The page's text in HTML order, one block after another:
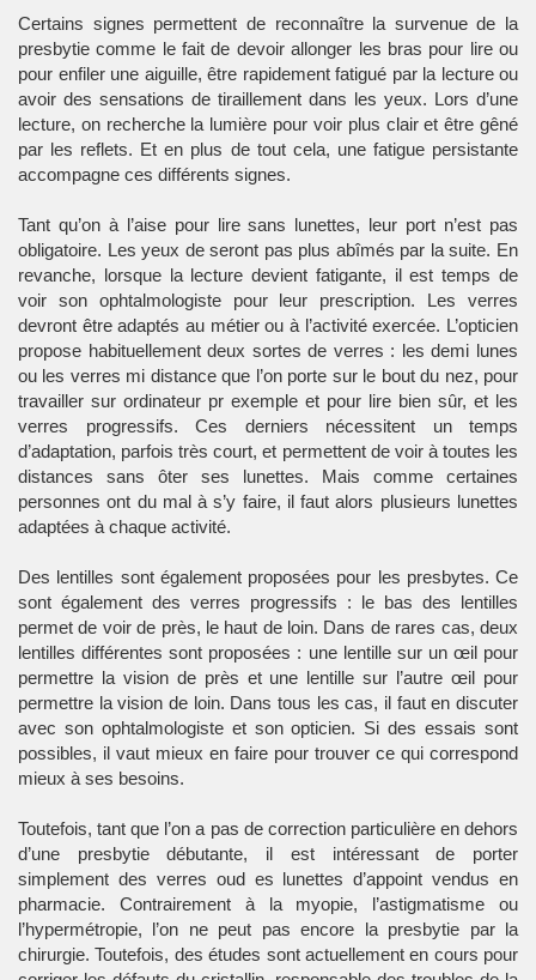
Certains signes permettent de reconnaître la survenue de la
presbytie comme le fait de devoir allonger les bras pour lire ou
pour enfiler une aiguille, être rapidement fatigué par la lecture ou
avoir des sensations de tiraillement dans les yeux. Lors d’une
lecture, on recherche la lumière pour voir plus clair et être gêné
par les reflets. Et en plus de tout cela, une fatigue persistante
accompagne ces différents signes.
Tant qu’on à l’aise pour lire sans lunettes, leur port n’est pas
obligatoire. Les yeux de seront pas plus abîmés par la suite. En
revanche, lorsque la lecture devient fatigante, il est temps de
voir son ophtalmologiste pour leur prescription. Les verres
devront être adaptés au métier ou à l’activité exercée. L’opticien
propose habituellement deux sortes de verres : les demi lunes
ou les verres mi distance que l’on porte sur le bout du nez, pour
travailler sur ordinateur pr exemple et pour lire bien sûr, et les
verres progressifs. Ces derniers nécessitent un temps
d’adaptation, parfois très court, et permettent de voir à toutes les
distances sans ôter ses lunettes. Mais comme certaines
personnes ont du mal à s’y faire, il faut alors plusieurs lunettes
adaptées à chaque activité.
Des lentilles sont également proposées pour les presbytes. Ce
sont également des verres progressifs : le bas des lentilles
permet de voir de près, le haut de loin. Dans de rares cas, deux
lentilles différentes sont proposées : une lentille sur un œil pour
permettre la vision de près et une lentille sur l’autre œil pour
permettre la vision de loin. Dans tous les cas, il faut en discuter
avec son ophtalmologiste et son opticien. Si des essais sont
possibles, il vaut mieux en faire pour trouver ce qui correspond
mieux à ses besoins.
Toutefois, tant que l’on a pas de correction particulière en dehors
d’une presbytie débutante, il est intéressant de porter
simplement des verres oud es lunettes d’appoint vendus en
pharmacie. Contrairement à la myopie, l’astigmatisme ou
l’hypermétropie, l’on ne peut pas encore la presbytie par la
chirurgie. Toutefois, des études sont actuellement en cours pour